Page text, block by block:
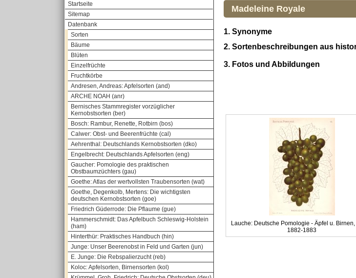
Startseite
Sitemap
Datenbank
Sorten
Bäume
Blüten
Einzelfrüchte
Fruchtkörbe
Andresen, Andreas: Apfelsorten (and)
ARCHE NOAH (anr)
Bernisches Stammregister vorzüglicher
Kernobstsorten (ber)
Bosch: Rambur, Renette, Rotbirn (bos)
Calwer: Obst- und Beerenfrüchte (cal)
Aehrenthal: Deutschlands Kernobstsorten (dko)
Engelbrecht: Deutschlands Apfelsorten (eng)
Gaucher: Pomologie des praktischen
Obstbaumzüchters (gau)
Goethe: Atlas der wertvollsten Traubensorten (wat)
Goethe, Degenkolb, Mertens: Die wichtigsten
deutschen Kernobstsorten (goe)
Friedrich Güderrode: Die Pflaume (gue)
Hammerschmidt: Das Apfelbuch Schleswig-Holstein
(ham)
Hinterthür: Praktisches Handbuch (hin)
Junge: Unser Beerenobst in Feld und Garten (jun)
E. Junge: Die Rebspalierzucht (reb)
Koloc: Apfelsorten, Birnensorten (kol)
Madeleine Royale
1. Synonyme
2. Sortenbeschreibungen aus
3. Fotos und Abbildungen
Lauche: Deutsche Pomologie - Äpfel u.
1882-1883